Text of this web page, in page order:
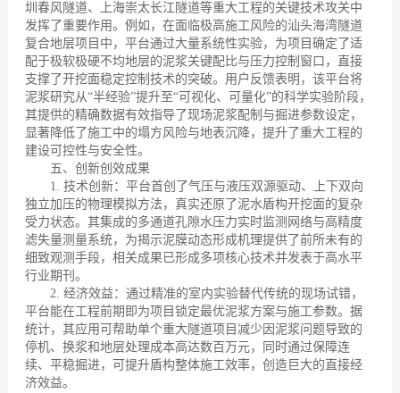
圳春风隧道、上海崇太长江隧道等重大工程的关键技术攻关中
发挥了重要作用。例如，在面临极高施工风险的汕头海湾隧道
复合地层项目中，平台通过大量系统性实验，为项目确定了适
配于极软极硬不均地层的泥浆关键配比与压力控制窗口，直接
支撑了开挖面稳定控制技术的突破。用户反馈表明，该平台将
泥浆研究从“半经验”提升至“可视化、可量化”的科学实验阶段，
其提供的精确数据有效指导了现场泥浆配制与掘进参数设定，
显著降低了施工中的塌方风险与地表沉降，提升了重大工程的
建设可控性与安全性。
五、创新创效成果
1. 技术创新：平台首创了气压与液压双源驱动、上下双向
独立加压的物理模拟方法，真实还原了泥水盾构开挖面的复杂
受力状态。其集成的多通道孔隙水压力实时监测网络与高精度
滤失量测量系统，为揭示泥膜动态形成机理提供了前所未有的
细致观测手段，相关成果已形成多项核心技术并发表于高水平
行业期刊。
2. 经济效益：通过精准的室内实验替代传统的现场试错，
平台能在工程前期即为项目锁定最优泥浆方案与施工参数。据
统计，其应用可帮助单个重大隧道项目减少因泥浆问题导致的
停机、换浆和地层处理成本高达数百万元，同时通过保障连
续、平稳掘进，可提升盾构整体施工效率，创造巨大的直接经
济效益。